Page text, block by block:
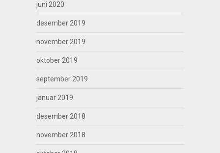
juni 2020
desember 2019
november 2019
oktober 2019
september 2019
januar 2019
desember 2018
november 2018